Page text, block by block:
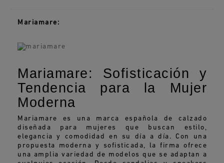
Mariamare:
Mariamare: Sofisticación y
Tendencia para la Mujer
Moderna
Mariamare es una marca española de calzado
diseñada para mujeres que buscan estilo,
elegancia y comodidad en su día a día. Con una
propuesta moderna y sofisticada, la firma ofrece
una amplia variedad de modelos que se adaptan a